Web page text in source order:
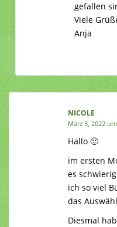
gefallen
Viele
Anja
NICOLE
März 3, 2022
Hallo 🙂
im ersten
es
ich so viel
das
Diesmal